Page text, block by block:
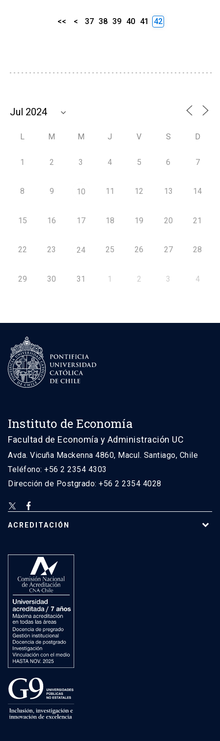
<< < 37 38 39 40 41 42
L M M J V S D
1 2 3 4 5 6 7
8 9 10 11 12 13 14
15 16 17 18 19 20 21
22 23 24 25 26 27 28
29 30 31 1 2 3 4
Instituto de Economía
Facultad de Economía y Administración UC
Avda. Vicuña Mackenna 4860, Macul. Santiago, Chile
Teléfono: +56 2 2354 4303
Dirección de Postgrado: +56 2 2354 4028
ACREDITACIÓN